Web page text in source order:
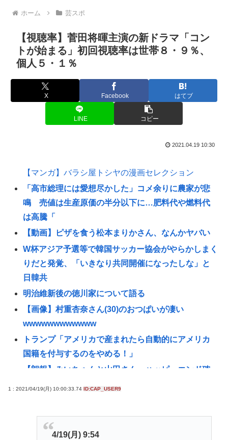
ホーム 芸スポ
【視聴率】菅田将暉主演の新ドラマ「コン
トが始まる」初回視聴率は世帯８・９％、
個人５・１％
X Facebook はてブ
LINE コピー
2021.04.19 10:30
【マンガ】バラシ屋トシヤの漫画セレクション
「高市総理には愛想尽かした」コメ余りに農家が悲
鳴 売値は生産原価の半分以下に…肥料代や燃料代
は高騰「
【動画】ピザを食う松本まりかさん、なんかヤバい
W杯アジア予選等で韓国サッカー協会がやらかしまく
りだと発覚、「いきなり共同開催になったしな」と
日韓共
明治維新後の徳川家について語る
【画像】村重杏奈さん(30)のおつぱいが凄い
wwwwwwwwwwww
トランプ「アメリカで産まれたら自動的にアメリカ
国籍を付与するのをやめる！」
【朗報】みいちゃんと山田さん、ハッピーエンド確
が「つり目」ジェスチャー―香港メディア [8/6]
【画像】小倉ゆうか（元・小倉優香）が水着グラビ
1 : 2021/04/19(月) 10:00:33.74 ID:CAP_USER9
4/19(月) 9:54